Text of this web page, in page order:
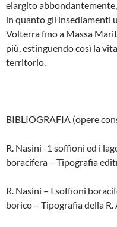
elargito
in quanto gli insediamenti
Volterra fino a Massa
più, estinguendo così la
territorio.
BIBLIOGRAFIA (opere
R. Nasini -1 soffioni ed i
boracifera – Tipografia
R. Nasini – I soffioni
borico – Tipografia della R.